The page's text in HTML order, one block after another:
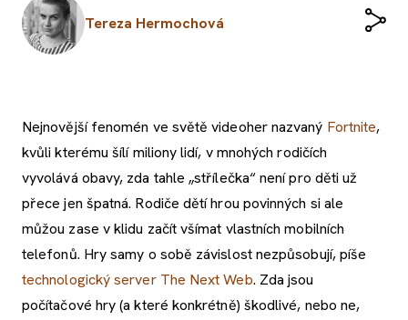
Tereza Hermochová
Nejnovější fenomén ve světě videoher nazvaný Fortnite,
kvůli kterému šílí miliony lidí, v mnohých rodičích
vyvolává obavy, zda tahle „střílečka“ není pro děti už
přece jen špatná. Rodiče dětí hrou povinných si ale
můžou zase v klidu začít všímat vlastních mobilních
telefonů. Hry samy o sobě závislost nezpůsobují, píše
technologický server The Next Web. Zda jsou
počítačové hry (a které konkrétně) škodlivé, nebo ne,